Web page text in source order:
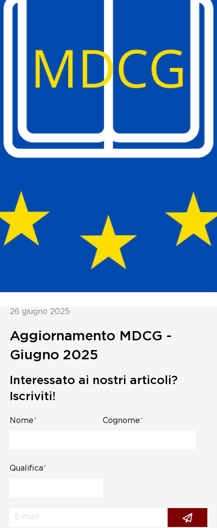
26 giugno 2025
Aggiornamento MDCG -
Giugno 2025
Interessato ai nostri articoli?
Iscriviti!
Nome* Cognome*
Qualifica*